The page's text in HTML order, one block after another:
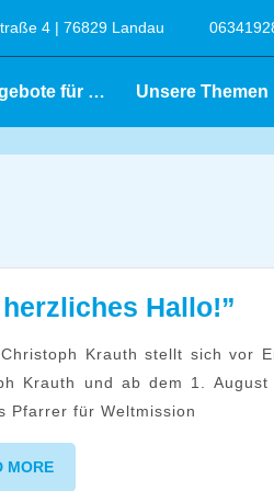
4 | 76829 Landau
für … Unsere Themen
Hallo!”
Krauth und ab dem 1.
Pfarrer für Weltmission
MOREREAD